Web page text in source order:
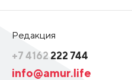
Редакция
+7 4162 222 744
info@amur.life